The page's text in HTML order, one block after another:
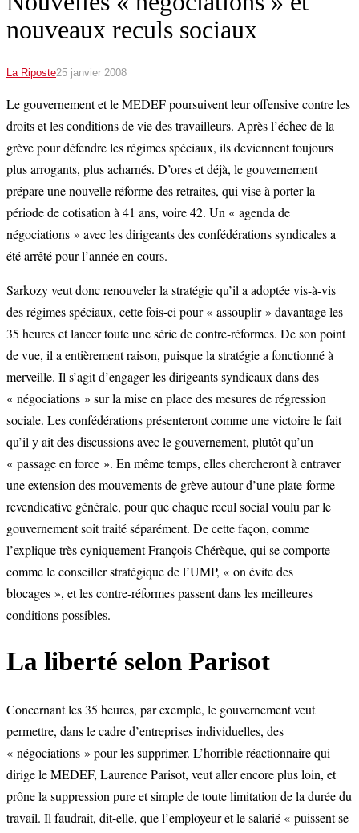
nouveaux reculs sociaux
La Riposte25 janvier 2008
Le gouvernement et le MEDEF poursuivent leur offensive contre les
droits et les conditions de vie des travailleurs. Après l’échec de la
grève pour défendre les régimes spéciaux, ils deviennent toujours
plus arrogants, plus acharnés. D’ores et déjà, le gouvernement
prépare une nouvelle réforme des retraites, qui vise à porter la
période de cotisation à 41 ans, voire 42. Un « agenda de
négociations » avec les dirigeants des confédérations syndicales a
été arrêté pour l’année en cours.
Sarkozy veut donc renouveler la stratégie qu’il a adoptée vis-à-vis
des régimes spéciaux, cette fois-ci pour « assouplir » davantage les
35 heures et lancer toute une série de contre-réformes. De son point
de vue, il a entièrement raison, puisque la stratégie a fonctionné à
merveille. Il s’agit d’engager les dirigeants syndicaux dans des
« négociations » sur la mise en place des mesures de régression
sociale. Les confédérations présenteront comme une victoire le fait
qu’il y ait des discussions avec le gouvernement, plutôt qu’un
« passage en force ». En même temps, elles chercheront à entraver
une extension des mouvements de grève autour d’une plate-forme
revendicative générale, pour que chaque recul social voulu par le
gouvernement soit traité séparément. De cette façon, comme
l’explique très cyniquement François Chérèque, qui se comporte
comme le conseiller stratégique de l’UMP, « on évite des
blocages », et les contre-réformes passent dans les meilleures
conditions possibles.
La liberté selon Parisot
Concernant les 35 heures, par exemple, le gouvernement veut
permettre, dans le cadre d’entreprises individuelles, des
« négociations » pour les supprimer. L’horrible réactionnaire qui
dirige le MEDEF, Laurence Parisot, veut aller encore plus loin, et
prône la suppression pure et simple de toute limitation de la durée du
travail. Il faudrait, dit-elle, que l’employeur et le salarié « puissent se